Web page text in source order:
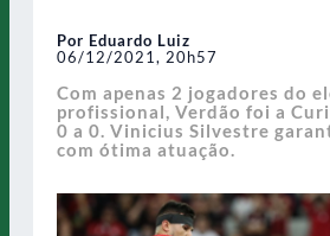
Por Eduardo Luiz
06/12/2021, 20h57
Com apenas 2 jogadores do
profissional, Verdão foi a
0 a 0. Vinicius Silvestre
com ótima atuação.